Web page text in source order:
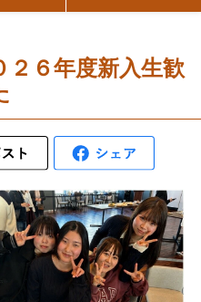
２６年度新入生歓